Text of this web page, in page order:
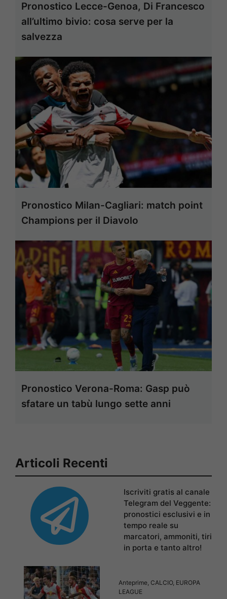
Pronostico Lecce-Genoa, Di Francesco
all’ultimo bivio: cosa serve per la
salvezza
Pronostico Milan-Cagliari: match point
Champions per il Diavolo
Pronostico Verona-Roma: Gasp può
sfatare un tabù lungo sette anni
Articoli Recenti
Iscriviti gratis al canale
Telegram del Veggente:
pronostici esclusivi e in
tempo reale su
marcatori, ammoniti, tiri
in porta e tanto altro!
Anteprime CALCIO, EUROPA
LEAGUE